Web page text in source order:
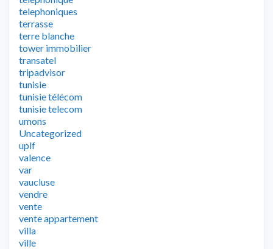
telephoniques
terrasse
terre blanche
tower immobilier
transatel
tripadvisor
tunisie
tunisie télécom
tunisie telecom
umons
Uncategorized
uplf
valence
var
vaucluse
vendre
vente
vente appartement
villa
ville